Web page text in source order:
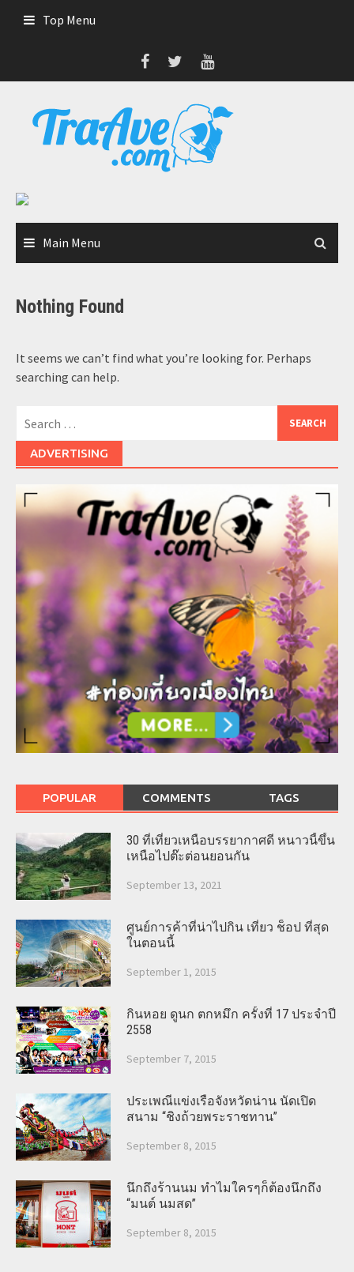
Top Menu
Main Menu
Nothing Found
It seems we can’t find what you’re looking for. Perhaps
searching can help.
ADVERTISING
POPULAR COMMENTS TAGS
30 ที่เที่ยวเหนือบรรยากาศดี หนาวนี้ขึ้น
เหนือไปต๊ะต่อนยอนกัน
September 13, 2021
ศูนย์การค้าที่น่าไปกิน เที่ยว ช็อป ที่สุด
ในตอนนี้
September 1, 2015
กินหอย ดูนก ตกหมึก ครั้งที่ 17 ประจำปี
2558
September 7, 2015
ประเพณีแข่งเรือจังหวัดน่าน นัดเปิด
สนาม “ชิงถ้วยพระราชทาน”
September 8, 2015
นึกถึงร้านนม ทำไมใครๆก็ต้องนึกถึง
“มนต์ นมสด”
September 8, 2015